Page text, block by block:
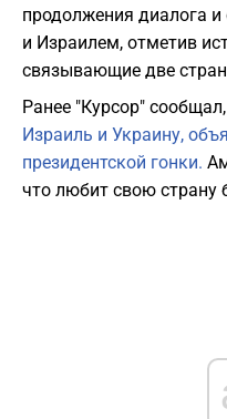
продолжения диалога
и Израилем, отметив
связывающие две
Ранее "Курсор"
Израиль и Украину,
президентской гонки.
что любит свою страну